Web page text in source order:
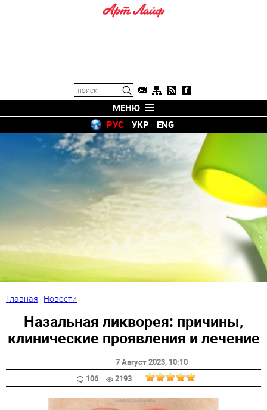
МЕНЮ
РУС
УКР ENG
Главная : Новости
Назальная ликворея: причины,
клинические проявления и лечение
7 Август 2023, 10:10
106
2193